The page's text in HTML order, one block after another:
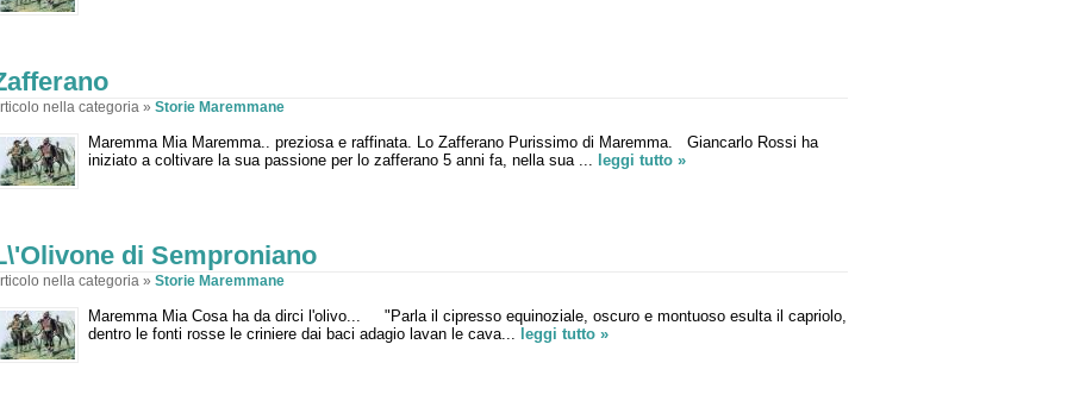
nella categoria » Storie Maremmane
Maremma Mia Maremma.. preziosa e raffinata. Lo Zafferano Purissimo di Maremma. Giancarlo Rossi ha
iniziato a coltivare la sua passione per lo zafferano 5 anni fa, nella sua ... leggi tutto »
di Semproniano
nella categoria » Storie Maremmane
Maremma Mia Cosa ha da dirci l'olivo... "Parla il cipresso equinoziale, oscuro e montuoso esulta il capriolo,
dentro le fonti rosse le criniere dai baci adagio lavan le cava... leggi tutto »